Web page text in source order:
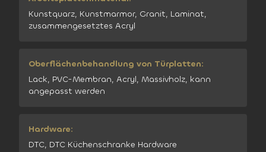
Kunstquarz, Kunstmarmor, Granit, Laminat,
zusammengesetztes Acryl
Oberflächenbehandlung von Türplatten:
Lack, PVC-Membran, Acryl, Massivholz, kann
angepasst werden
Hardware:
DTC, DTC Küchenschranke Hardware